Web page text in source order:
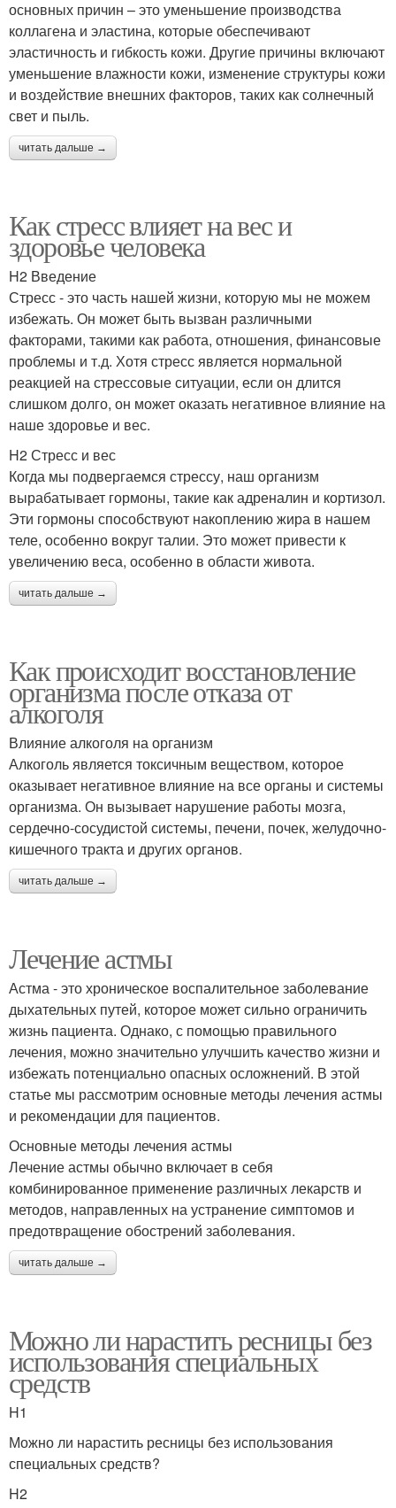
основных причин – это уменьшение производства
коллагена и эластина, которые обеспечивают
эластичность и гибкость кожи. Другие причины включают
уменьшение влажности кожи, изменение структуры кожи
и воздействие внешних факторов, таких как солнечный
свет и пыль.
читать дальше →
Как стресс влияет на вес и
здоровье человека
H2 Введение
Стресс - это часть нашей жизни, которую мы не можем
избежать. Он может быть вызван различными
факторами, такими как работа, отношения, финансовые
проблемы и т.д. Хотя стресс является нормальной
реакцией на стрессовые ситуации, если он длится
слишком долго, он может оказать негативное влияние на
наше здоровье и вес.
H2 Стресс и вес
Когда мы подвергаемся стрессу, наш организм
вырабатывает гормоны, такие как адреналин и кортизол.
Эти гормоны способствуют накоплению жира в нашем
теле, особенно вокруг талии. Это может привести к
увеличению веса, особенно в области живота.
читать дальше →
Как происходит восстановление
организма после отказа от
алкоголя
Влияние алкоголя на организм
Алкоголь является токсичным веществом, которое
оказывает негативное влияние на все органы и системы
организма. Он вызывает нарушение работы мозга,
сердечно-сосудистой системы, печени, почек, желудочно-
кишечного тракта и других органов.
читать дальше →
Лечение астмы
Астма - это хроническое воспалительное заболевание
дыхательных путей, которое может сильно ограничить
жизнь пациента. Однако, с помощью правильного
лечения, можно значительно улучшить качество жизни и
избежать потенциально опасных осложнений. В этой
статье мы рассмотрим основные методы лечения астмы
и рекомендации для пациентов.
Основные методы лечения астмы
Лечение астмы обычно включает в себя
комбинированное применение различных лекарств и
методов, направленных на устранение симптомов и
предотвращение обострений заболевания.
читать дальше →
Можно ли нарастить ресницы без
использования специальных
средств
H1
Можно ли нарастить ресницы без использования
специальных средств?
H2